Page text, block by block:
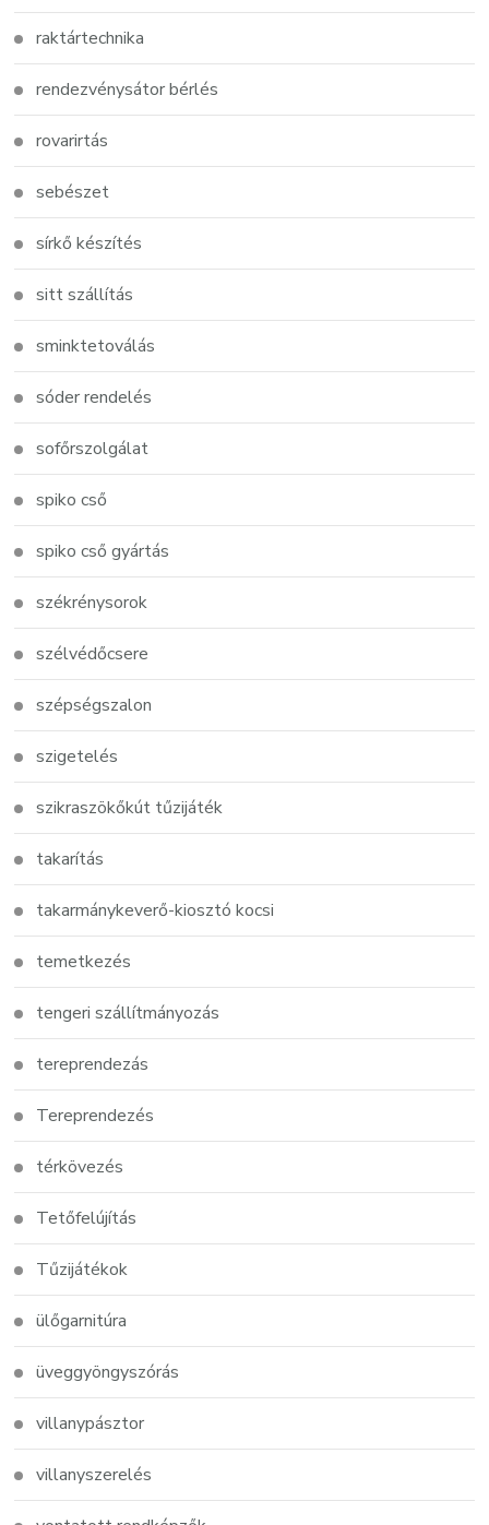
raktártechnika
rendezvénysátor bérlés
rovarirtás
sebészet
sírkő készítés
sitt szállítás
sminktetoválás
sóder rendelés
sofőrszolgálat
spiko cső
spiko cső gyártás
székrénysorok
szélvédőcsere
szépségszalon
szigetelés
szikraszökőkút tűzijáték
takarítás
takarmánykeverő-kiosztó kocsi
temetkezés
tengeri szállítmányozás
tereprendezás
Tereprendezés
térkövezés
Tetőfelújítás
Tűzijátékok
ülőgarnitúra
üveggyöngyszórás
villanypásztor
villanyszerelés